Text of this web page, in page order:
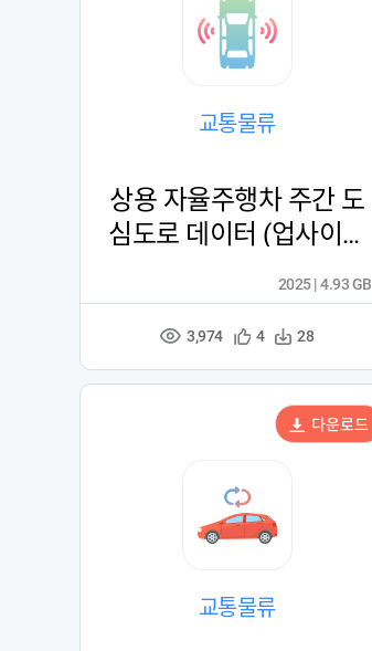
교통물류
상용 자율주행차 주간 도
심도로 데이터 (업사이클
조
수
3,974
관
등
록
4
다
수
28
2025 | 4.93 GB
교통물류
다운로드